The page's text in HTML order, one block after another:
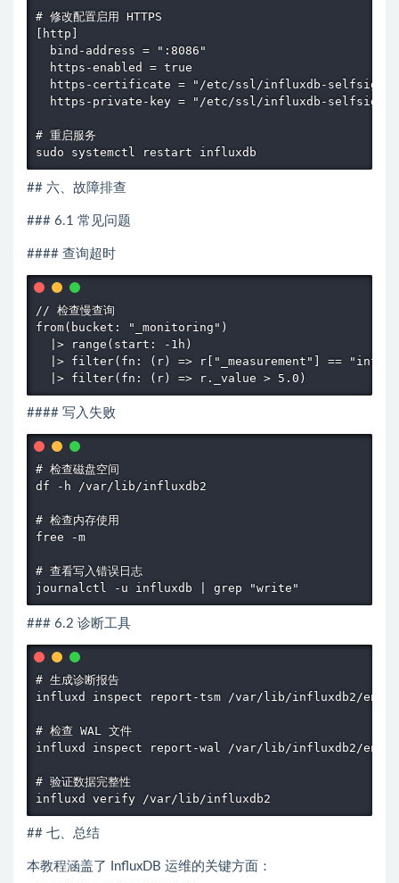
# 修改配置启用 HTTPS
[http]
  bind-address = ":8086"
  https-enabled = true
https-certificate = "/etc/ssl/influxdb-
https-private-key = "/etc/ssl/influxdb-
# 重启服务
sudo systemctl restart influxdb
## 六、故障排查
### 6.1 常见问题
#### 查询超时
// 检查慢查询
from(bucket: "_monitoring")
  |> range(start: -1h)
|> filter(fn: (r) => r["_measurement"] ==
  |> filter(fn: (r) => r._value > 5.0)
#### 写入失败
# 检查磁盘空间
df -h /var/lib/influxdb2
# 检查内存使用
free -m
# 查看写入错误日志
journalctl -u influxdb | grep "write"
### 6.2 诊断工具
# 生成诊断报告
influxd inspect report-tsm /var/lib/influxdb2/
# 检查 WAL 文件
influxd inspect report-wal /var/lib/influxdb2/
# 验证数据完整性
influxd verify /var/lib/influxdb2
## 七、总结
本教程涵盖了 InfluxDB 运维的关键方面：